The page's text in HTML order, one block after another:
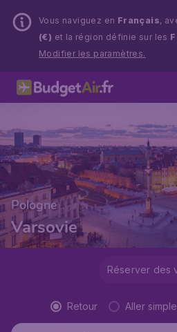
Vous naviguez en Français,
(€) et la région définie sur les
Modifier les paramètres.
Pologne
Varsovie
Réserver des
Retour Aller simple